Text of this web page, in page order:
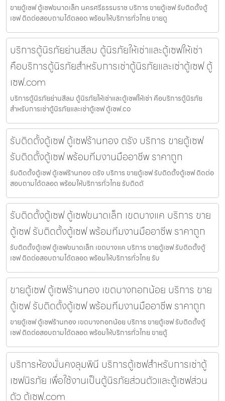
ขายตู้เซฟ ตู้เซฟขนาดเล็ก นครศรีธรรมราช บริการ ขายตู้เซฟ รับติดตั้งตู้
เซฟ ติดต่อสอบถามได้ตลอด พร้อมให้บริการทั่วไทย ขายตู
บริการตู้นิรภัยย่านสีลม ตู้นิรภัยให้เช่าและตู้เซฟให้เช่า
คือบริการตู้นิรภัยสำหรับการเช่าตู้นิรภัยและเช่าตู้เซฟ ตู้
เซฟ.com
บริการตู้นิรภัยย่านสีลม ตู้นิรภัยให้เช่าและตู้เซฟให้เช่า คือบริการตู้นิรภัย
สำหรับการเช่าตู้นิรภัยและเช่าตู้เซฟ ตู้เซฟ.co
รับติดตั้งตู้เซฟ ตู้เซฟร้านทอง ตรัง บริการ ขายตู้เซฟ
รับติดตั้งตู้เซฟ พร้อมทีมงานมืออาชีพ ราคาถูก
รับติดตั้งตู้เซฟ ตู้เซฟร้านทอง ตรัง บริการ ขายตู้เซฟ รับติดตั้งตู้เซฟ ติดต่อ
สอบถามได้ตลอด พร้อมให้บริการทั่วไทย รับติดตั
รับติดตั้งตู้เซฟ ตู้เซฟขนาดเล็ก เขตบางแค บริการ ขาย
ตู้เซฟ รับติดตั้งตู้เซฟ พร้อมทีมงานมืออาชีพ ราคาถูก
รับติดตั้งตู้เซฟ ตู้เซฟขนาดเล็ก เขตบางแค บริการ ขายตู้เซฟ รับติดตั้งตู้
เซฟ ติดต่อสอบถามได้ตลอด พร้อมให้บริการทั่วไทย รับ
ขายตู้เซฟ ตู้เซฟร้านทอง เขตบางกอกน้อย บริการ ขาย
ตู้เซฟ รับติดตั้งตู้เซฟ พร้อมทีมงานมืออาชีพ ราคาถูก
ขายตู้เซฟ ตู้เซฟร้านทอง เขตบางกอกน้อย บริการ ขายตู้เซฟ รับติดตั้งตู้
เซฟ ติดต่อสอบถามได้ตลอด พร้อมให้บริการทั่วไทย ขายตู้
บริการห้องมั่นคงลุมพินี บริการตู้เซฟสำหรับการเช่าตู้
เซฟนิรภัย เพื่อใช้งานเป็นตู้นิรภัยส่วนตัวและตู้เซฟส่วน
ตัว ตู้เซฟ.com